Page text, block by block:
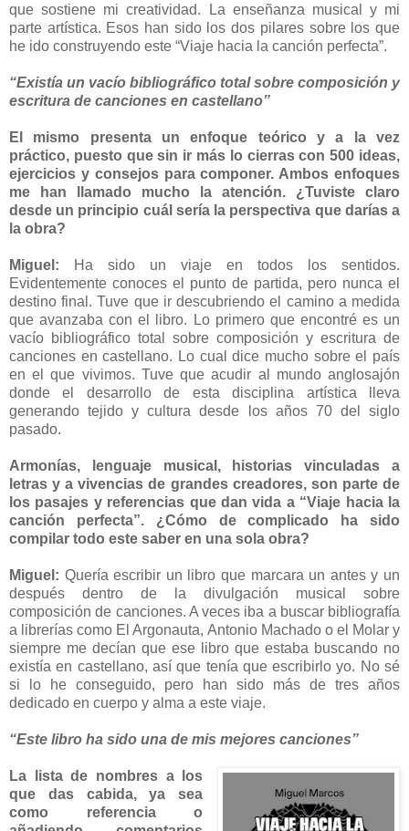
que sostiene mi creatividad. La enseñanza musical y mi
parte artística. Esos han sido los dos pilares sobre los que
he ido construyendo este “Viaje hacia la canción perfecta”.
“Existía un vacío bibliográfico total sobre composición y
escritura de canciones en castellano”
El mismo presenta un enfoque teórico y a la vez
práctico, puesto que sin ir más lo cierras con 500 ideas,
ejercicios y consejos para componer. Ambos enfoques
me han llamado mucho la atención. ¿Tuviste claro
desde un principio cuál sería la perspectiva que darías a
la obra?
Miguel: Ha sido un viaje en todos los sentidos.
Evidentemente conoces el punto de partida, pero nunca el
destino final. Tuve que ir descubriendo el camino a medida
que avanzaba con el libro. Lo primero que encontré es un
vacío bibliográfico total sobre composición y escritura de
canciones en castellano. Lo cual dice mucho sobre el país
en el que vivimos. Tuve que acudir al mundo anglosajón
donde el desarrollo de esta disciplina artística lleva
generando tejido y cultura desde los años 70 del siglo
pasado.
Armonías, lenguaje musical, historias vinculadas a
letras y a vivencias de grandes creadores, son parte de
los pasajes y referencias que dan vida a “Viaje hacia la
canción perfecta”. ¿Cómo de complicado ha sido
compilar todo este saber en una sola obra?
Miguel: Quería escribir un libro que marcara un antes y un
después dentro de la divulgación musical sobre
composición de canciones. A veces iba a buscar bibliografía
a librerías como El Argonauta, Antonio Machado o el Molar y
siempre me decían que ese libro que estaba buscando no
existía en castellano, así que tenía que escribirlo yo. No sé
si lo he conseguido, pero han sido más de tres años
dedicado en cuerpo y alma a este viaje.
“Este libro ha sido una de mis mejores canciones”
La lista de nombres a los
que das cabida, ya sea
como referencia o